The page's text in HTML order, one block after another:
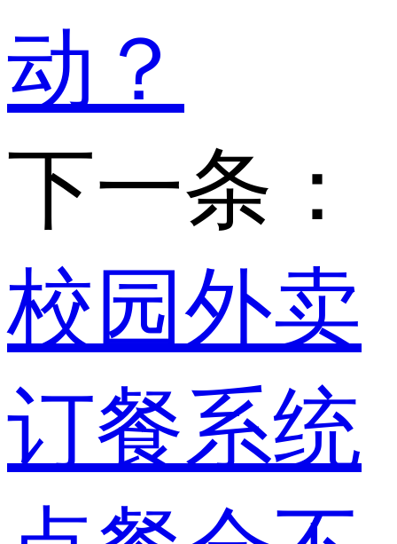
动？
下一条：
校园外卖
订餐系统